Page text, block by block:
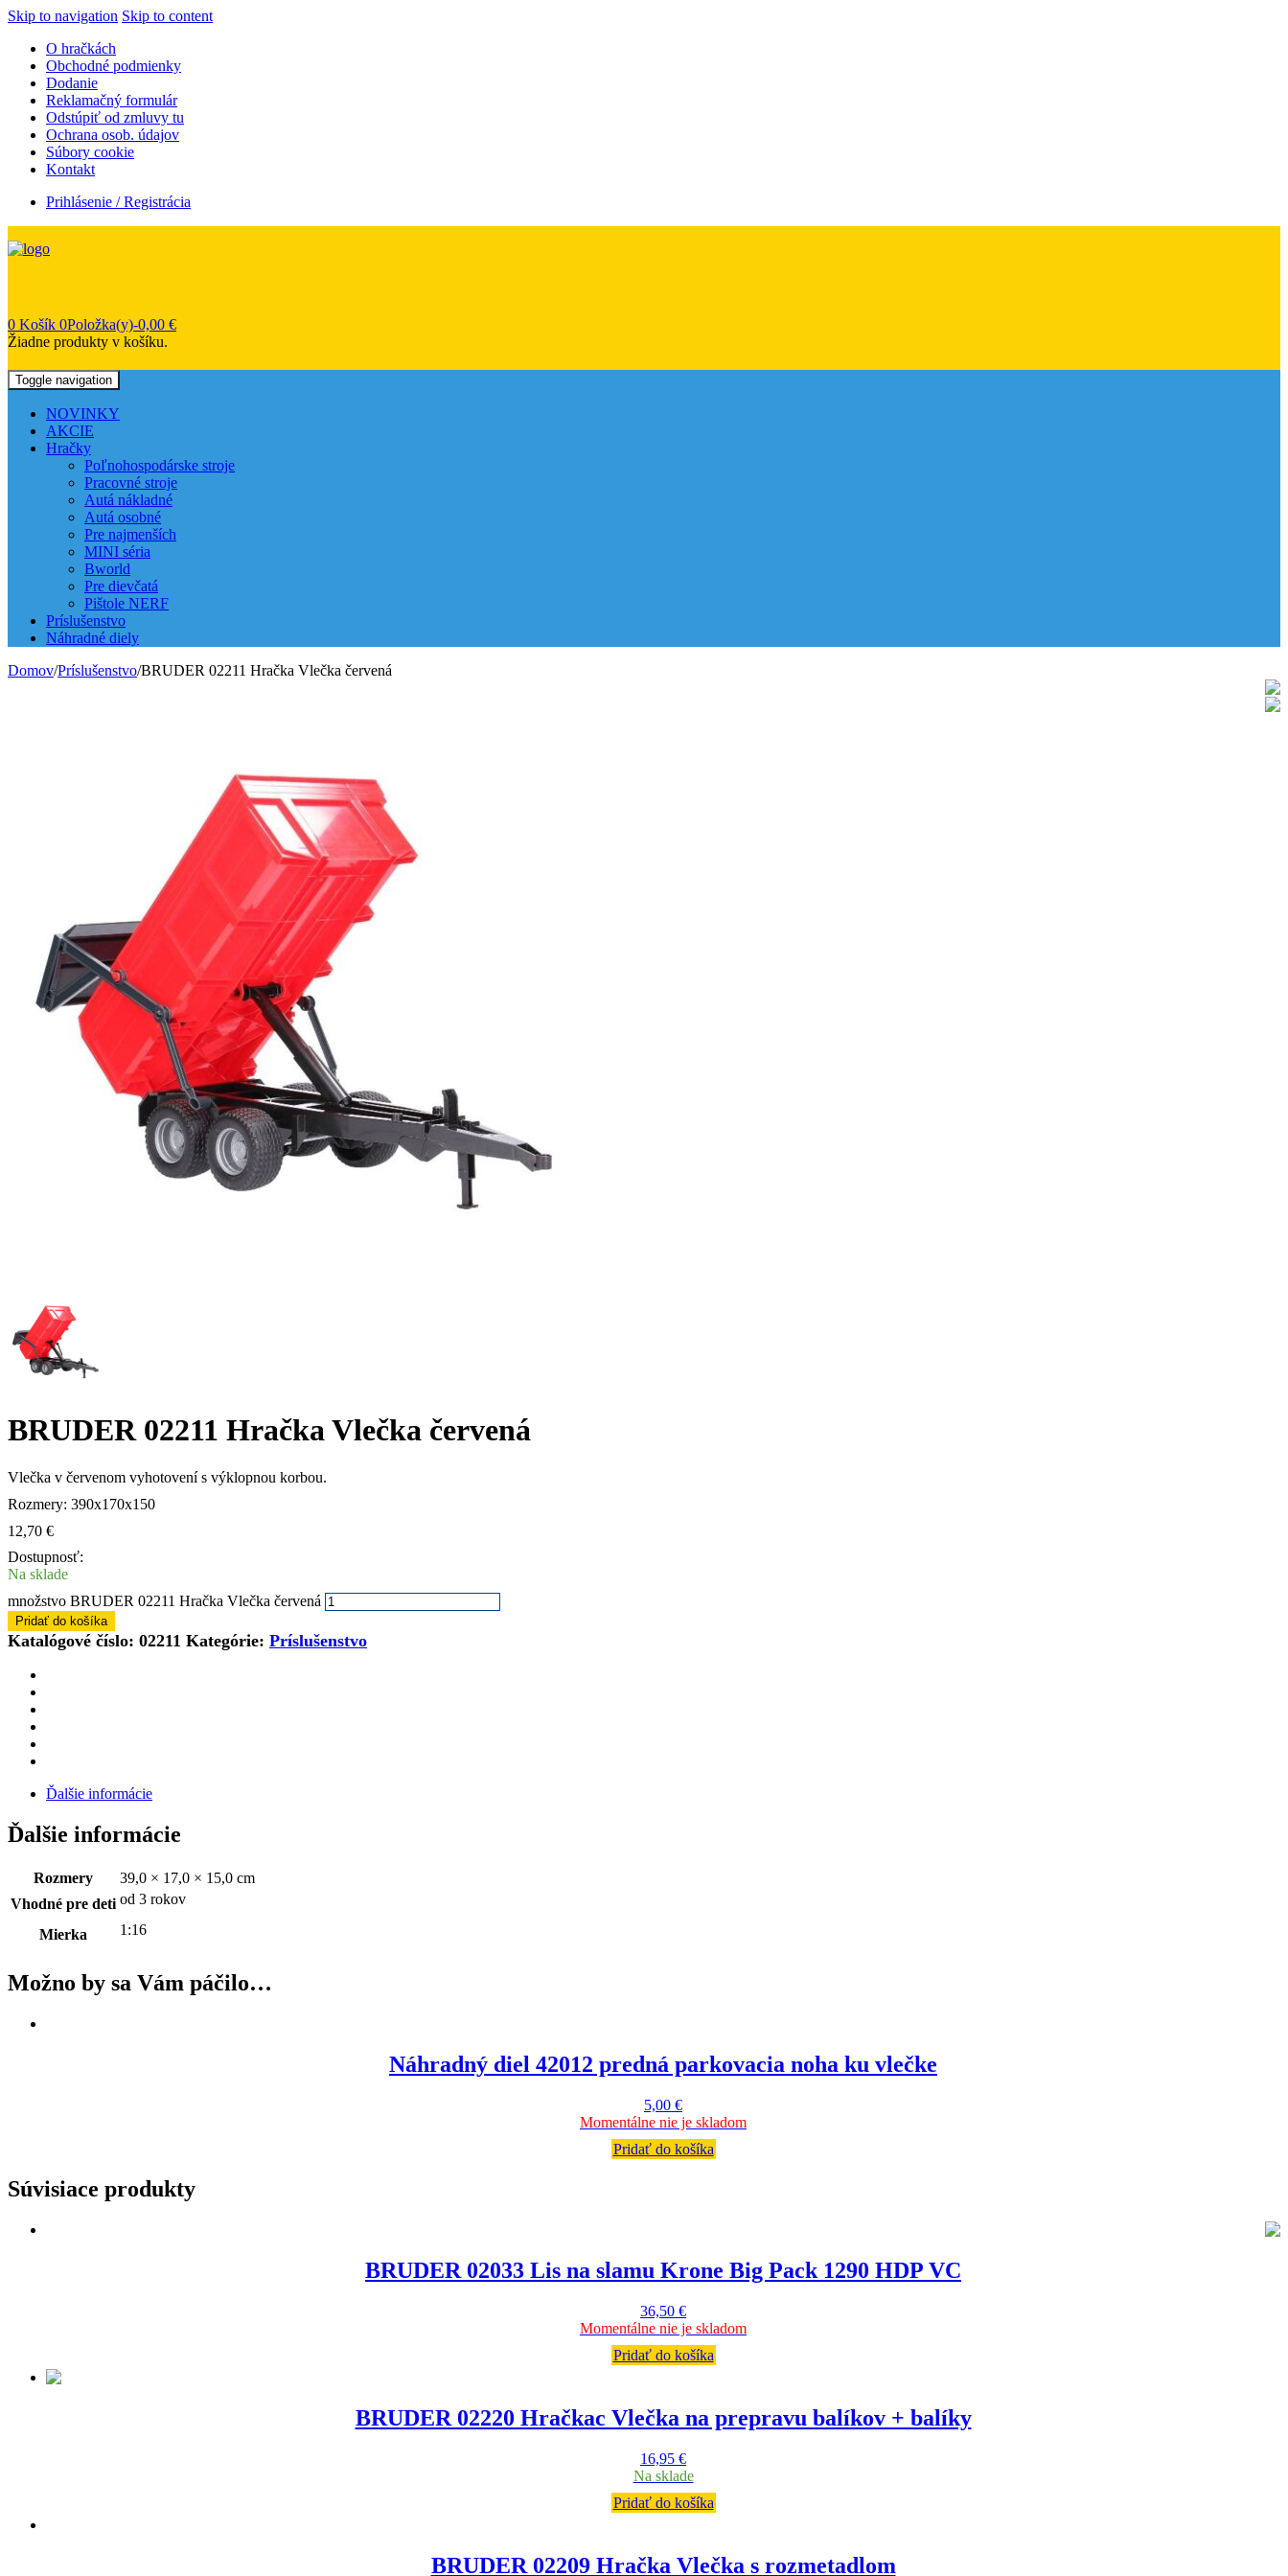
Skip to navigation Skip to content
O hračkách
Obchodné podmienky
Dodanie
Reklamačný formulár
Odstúpiť od zmluvy tu
Ochrana osob. údajov
Súbory cookie
Kontakt
Prihlásenie / Registrácia
0 Košík 0Položka(y)-0,00 €
Žiadne produkty v košíku.
Toggle navigation
NOVINKY
AKCIE
Hračky
Poľnohospodárske stroje
Pracovné stroje
Autá nákladné
Autá osobné
Pre najmenších
MINI séria
Bworld
Pre dievčatá
Pištole NERF
Príslušenstvo
Náhradné diely
Domov/Príslušenstvo/BRUDER 02211 Hračka Vlečka červená
BRUDER 02211 Hračka Vlečka červená
Vlečka v červenom vyhotovení s výklopnou korbou.
Rozmery: 390x170x150
12,70 €
Dostupnosť:
Na sklade
množstvo BRUDER 02211 Hračka Vlečka červená
Pridať do košíka
Katalógové číslo: 02211 Kategórie: Príslušenstvo
Ďalšie informácie
Ďalšie informácie
Rozmery
39,0 × 17,0 × 15,0 cm
Vhodné pre deti od 3 rokov
Mierka 1:16
Možno by sa Vám páčilo…
Náhradný diel 42012 predná parkovacia noha ku vlečke
5,00 €
Momentálne nie je skladom
Pridať do košíka
Súvisiace produkty
BRUDER 02033 Lis na slamu Krone Big Pack 1290 HDP VC
36,50 €
Momentálne nie je skladom
Pridať do košíka
BRUDER 02220 Hračkac Vlečka na prepravu balíkov + balíky
16,95 €
Na sklade
Pridať do košíka
BRUDER 02209 Hračka Vlečka s rozmetadlom